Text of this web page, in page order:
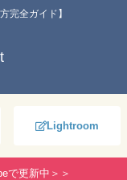
完全ガイド】
Lightroom
で更新中＞＞